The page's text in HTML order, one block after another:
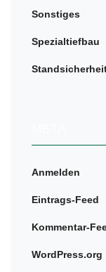
Sonstiges
Spezialtiefbau
Anmelden
Eintrags-Feed
Kommentar-
WordPress.org